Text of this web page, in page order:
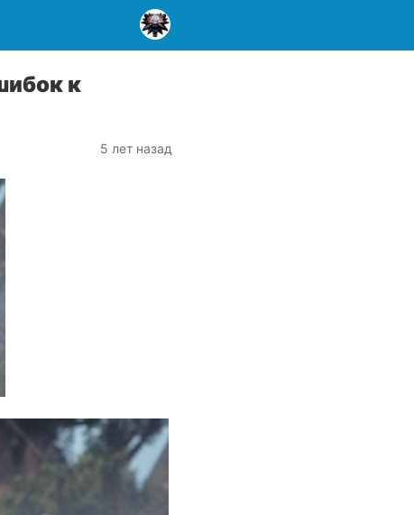
к
5 лет назад